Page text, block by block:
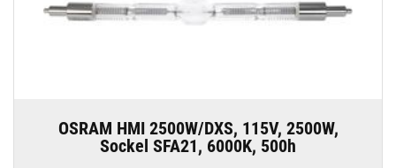
OSRAM HMI 2500W/DXS, 115V, 2500W,
Sockel SFA21, 6000K, 500h